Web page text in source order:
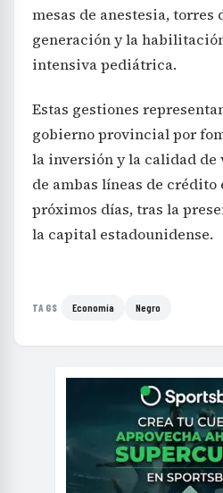
mesas de anestesia,
generación y la
intensiva pediátrica.
Estas gestiones
gobierno provincial por
la inversión y la calidad de
de ambas líneas de
próximos días, tras la
la capital estadounidense.
TAGS Economía Negro